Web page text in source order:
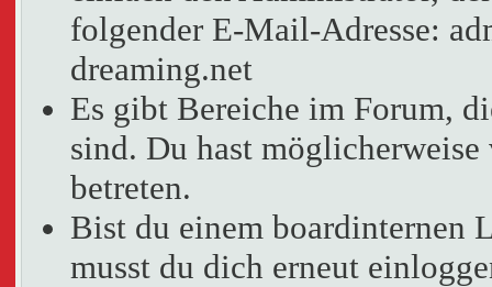
folgender E-Mail-Adresse:
dreaming.net
Es gibt Bereiche im Forum,
sind. Du hast
betreten.
Bist du einem boardinternen
musst du dich erneut